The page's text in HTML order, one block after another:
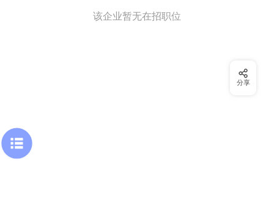
该企业暂无在招职位
分享